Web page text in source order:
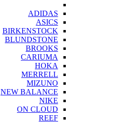
ADIDAS
ASICS
BIRKENSTOCK
BLUNDSTONE
BROOKS
CARIUMA
HOKA
MERRELL
MIZUNO
NEW BALANCE
NIKE
ON CLOUD
REEF